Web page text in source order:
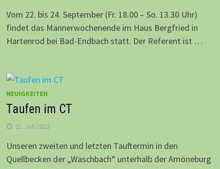
Vom 22. bis 24. September (Fr. 18.00 – So. 13.30 Uhr)
findet das Männerwochenende im Haus Bergfried in
Hartenrod bei Bad-Endbach statt. Der Referent ist …
NEUIGKEITEN
Taufen im CT
21. Juli 2023
Unseren zweiten und letzten Tauftermin in den
Quellbecken der „Waschbach“ unterhalb der Amöneburg